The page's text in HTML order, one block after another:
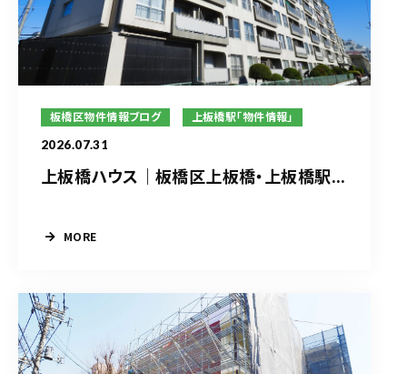
板橋区物件情報ブログ 上板橋駅「物件情報」
2026.07.31
上板橋ハウス｜板橋区上板橋・上板橋駅...
MORE